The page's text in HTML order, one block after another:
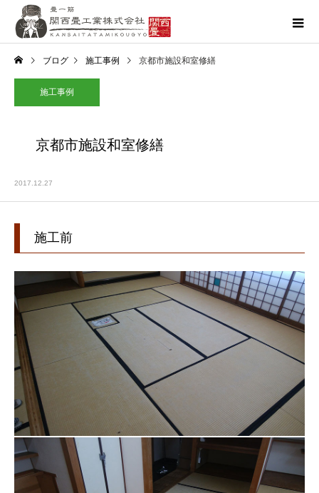
ブログ 施工事例 京都市施設和室修繕
施工事例
京都市施設和室修繕
2017.12.27
施工前